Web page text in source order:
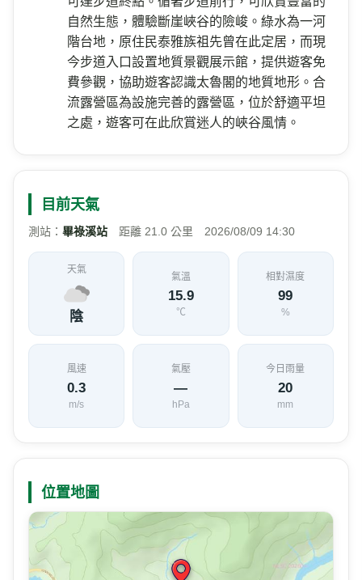
自然生態，體驗斷崖峽谷的險峻。綠水為一河
階台地，原住民泰雅族祖先曾在此定居，而現
今步道入口設置地質景觀展示館，提供遊客免
費參觀，協助遊客認識太魯閣的地質地形。合
流露營區為設施完善的露營區，位於舒適平坦
之處，遊客可在此欣賞迷人的峽谷風情。
目前天氣
測站： 畢祿溪站 距離 21.0 公里 2026/08/09 14:30
天氣
陰
氣溫
15.9
℃
相對濕度
99
%
風速
0.3
m/s
氣壓
—
hPa
今日雨量
20
mm
位置地圖